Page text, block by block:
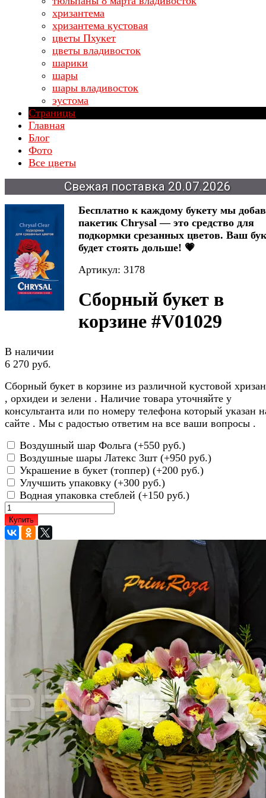
хризантема
хризантема кустовая
цветы Пхукет
цветы владивосток
шарики
шары
шары владивосток
эустома
Страницы
Главная
Блог
Фото
Все цветы
Свежая поставка 20.07.2026
Бесплатно к каждому букету мы
пакетик Chrysal — это средство для
подкормки срезанных цветов. Ваш
будет стоять дольше! 💗
Артикул: 3178
Сборный букет в
корзине #V01029
В наличии
6 270 руб.
Сборный букет в корзине из различной кустовой
, орхидеи и зелени . Наличие товара уточняйте у
консультанта или по номеру телефона который указан
сайте . Мы с радостью ответим на все ваши вопросы .
Воздушный шар Фольга (+550 руб.)
Воздушные шары Латекс 3шт (+950 руб.)
Украшение в букет (топпер) (+200 руб.)
Улучшить упаковку (+300 руб.)
Водная упаковка стеблей (+150 руб.)
Купить